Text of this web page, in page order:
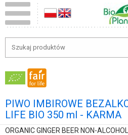
PIWO IMBIROWE
LIFE BIO 350 ml - KARMA
ORGANIC GINGER BEER NON-